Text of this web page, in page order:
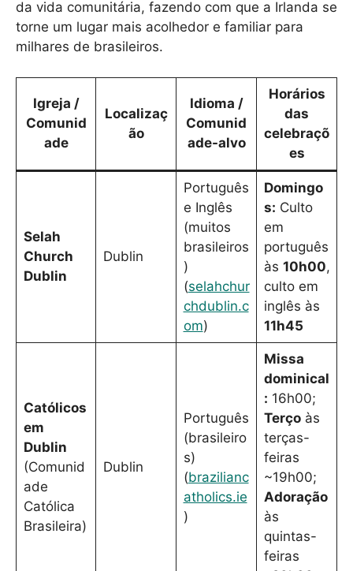
da vida comunitária, fazendo com que a Irlanda se
torne um lugar mais acolhedor e familiar para
milhares de brasileiros.
Igreja /
Comunid
ade
Localizaç
ão
Idioma /
Comunid
ade-alvo
Horários
das
celebraçõ
es
Selah
Church
Dublin
Dublin
Português
e Inglês
(muitos
brasileiros
)
(selahchur
chdublin.c
om)
Domingo
s: Culto
em
português
às 10h00,
culto em
inglês às
11h45
Católicos
em
Dublin
(Comunid
ade
Católica
Brasileira)
Dublin
Português
(brasileiro
s)
(brazilianc
atholics.ie
)
Missa
dominical
: 16h00;
Terçoàs
terças-
feiras
~19h00;
Adoração
às
quintas-
feiras